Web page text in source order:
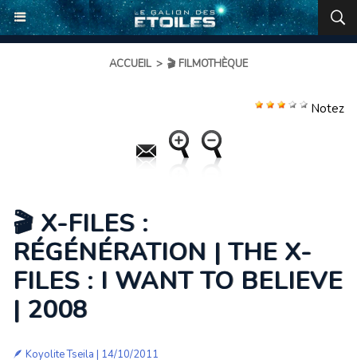
ACCUEIL > 🎬 FILMOTHÈQUE
Notez
🎬 X-FILES :
RÉGÉNÉRATION | THE X-
FILES : I WANT TO BELIEVE
| 2008
🪶 Koyolite Tseila | 14/10/2011